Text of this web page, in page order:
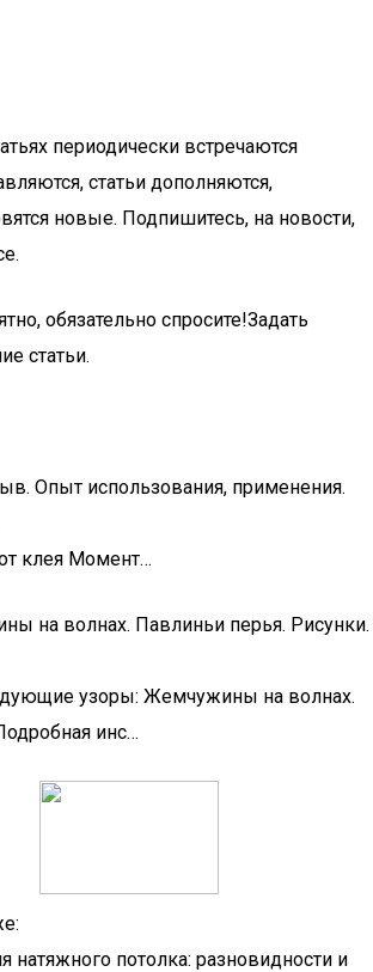
периодически встречаются
статьи дополняются,
новые. Подпишитесь, на новости,
обязательно спросите!Задать
статьи.
Опыт использования, применения.
клея Момент…
на волнах. Павлиньи перья. Рисунки.
узоры: Жемчужины на волнах.
инс…
натяжного потолка: разновидности и